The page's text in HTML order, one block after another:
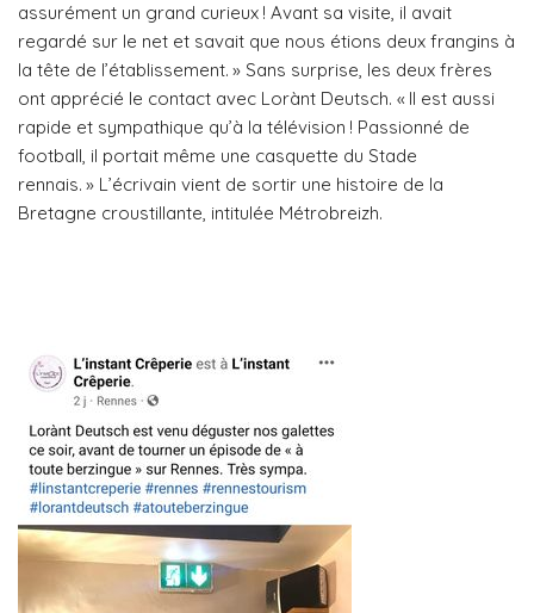
assurément un grand curieux ! Avant sa visite, il avait
regardé sur le net et savait que nous étions deux frangins à
la tête de l’établissement. » Sans surprise, les deux frères
ont apprécié le contact avec Lorànt Deutsch. « Il est aussi
rapide et sympathique qu’à la télévision ! Passionné de
football, il portait même une casquette du Stade
rennais. » L’écrivain vient de sortir une histoire de la
Bretagne croustillante, intitulée Métrobreizh.